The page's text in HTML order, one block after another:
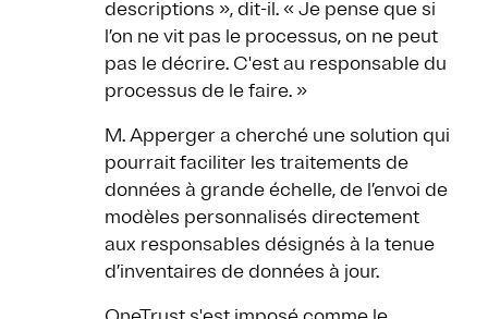
descriptions », dit-il. « Je pense que si
l’on ne vit pas le processus, on ne peut
pas le décrire. C'est au responsable du
processus de le faire. »
M. Apperger a cherché une solution qui
pourrait faciliter les traitements de
données à grande échelle, de l’envoi de
modèles personnalisés directement
aux responsables désignés à la tenue
d’inventaires de données à jour.